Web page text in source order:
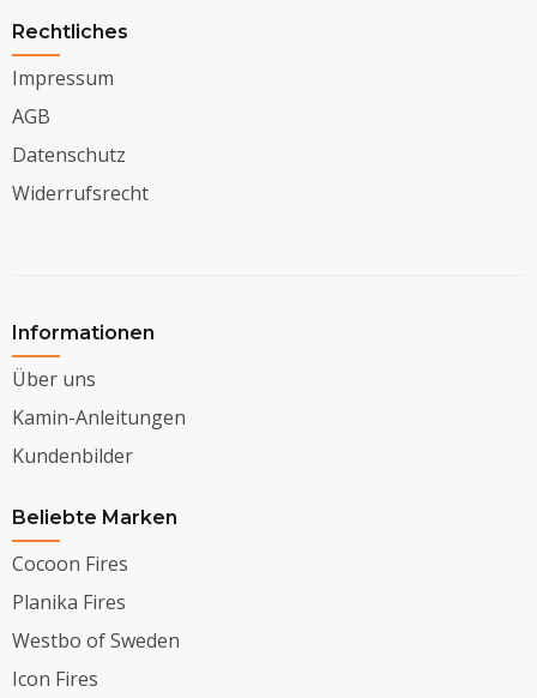
Rechtliches
Impressum
AGB
Datenschutz
Widerrufsrecht
Informationen
Über uns
Kamin-Anleitungen
Kundenbilder
Beliebte Marken
Cocoon Fires
Planika Fires
Westbo of Sweden
Icon Fires